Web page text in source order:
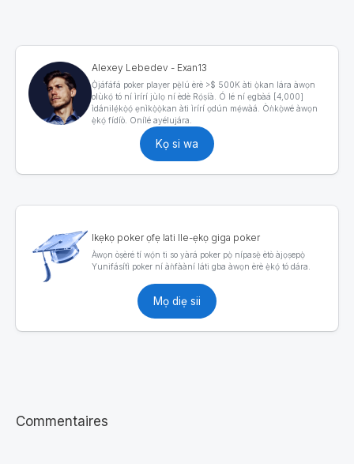
Alexey Lebedev - Exan13
Ọ̀jáfáfá poker player pẹ̀lú èrè >$ 500K àti ọ̀kan lára àwọn
olùkọ́ tó ní ìrírí jùlọ ní èdè Rọ́ṣíà. Ó lé ní ẹgbàá [4,000]
ìdánilẹ́kọ̀ọ́ ẹnìkọ̀ọ̀kan àti ìrírí ọdún mẹ́wàá. Òǹkọ̀wé àwọn
ẹ̀kọ́ fídíò. Onílé ayélujára.
Kọ si wa
Ikẹkọ poker ọfẹ lati Ile-ẹkọ giga poker
Àwọn òṣèré tí wọ́n ti so yàrá poker pọ̀ nípasẹ̀ ètò àjọṣepọ̀
Yunifásítì poker ní àǹfààní láti gba àwọn èrè ẹ̀kọ́ tó dára.
Mọ diẹ sii
Commentaires